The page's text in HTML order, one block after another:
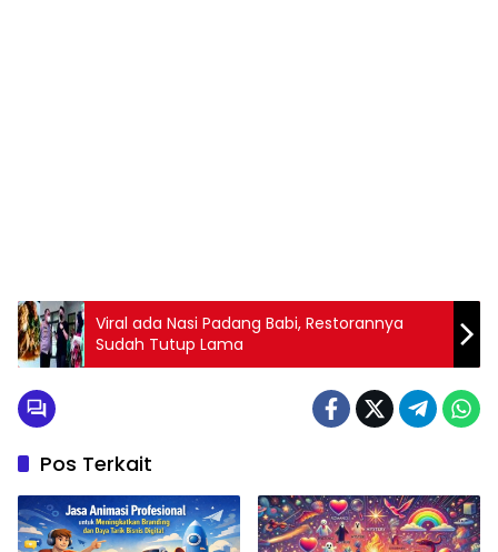
Viral ada Nasi Padang Babi, Restorannya
Sudah Tutup Lama
Pos Terkait